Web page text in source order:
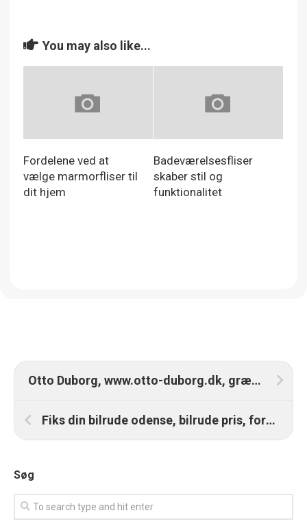
You may also like...
Fordelene ved at
vælge marmorfliser til
dit hjem
Badeværelsesfliser
skaber stil og
funktionalitet
Otto Duborg, www.otto-duborg.dk, grænsebutik, bestil nemt online, shop billigt i Tyskland, tysk grænsehandel
Fiks din bilrude odense, bilrude pris, forrudeskift og meget mere
Søg